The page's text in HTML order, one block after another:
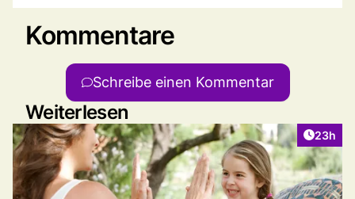
Kommentare
Schreibe einen Kommentar
Weiterlesen
Artikel
23h